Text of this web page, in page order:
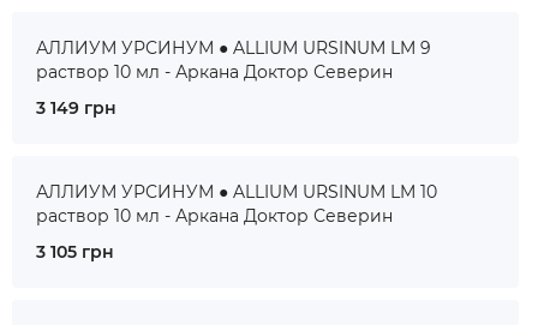
АЛЛИУМ УРСИНУМ ● ALLIUM URSINUM LM 9
раствор 10 мл - Аркана Доктор Северин
3 149 грн
АЛЛИУМ УРСИНУМ ● ALLIUM URSINUM LM 10
раствор 10 мл - Аркана Доктор Северин
3 105 грн